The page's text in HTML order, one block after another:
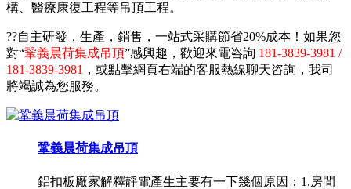
構、醫療康復工程等吊頂工程。
??自主研發，生產，銷售，一站式采購節省20%成本！如果您
對“鞏義晨荷集成吊頂”感興趣，歡迎來電咨詢 181-3839-3981 /
181-3839-3981 ，或點擊網頁右端的客服熱線聊天咨詢，我司
將竭誠為您服務。
鞏義晨荷集成吊頂
鋁扣板廠家解釋靜電產生主要有一下幾個原因：1.房間